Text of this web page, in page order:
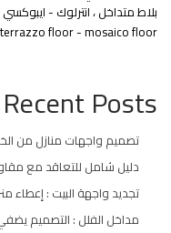
floor - mosaico floor.
Recent Posts
تصميم واجهات منازل من
دليل شامل للتعاقد مع
تجديد واجهة البيت : إعطاء
مداخل الفلل : التصميم